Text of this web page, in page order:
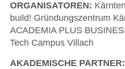
ORGANISATOREN:
build! Gründungszentrum
ACADEMIA PLUS
Tech Campus Villach
AKADEMISCHE PARTNER: